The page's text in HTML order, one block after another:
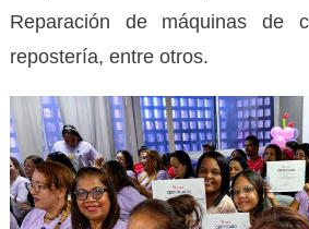
Reparación de máquinas de
repostería, entre otros.